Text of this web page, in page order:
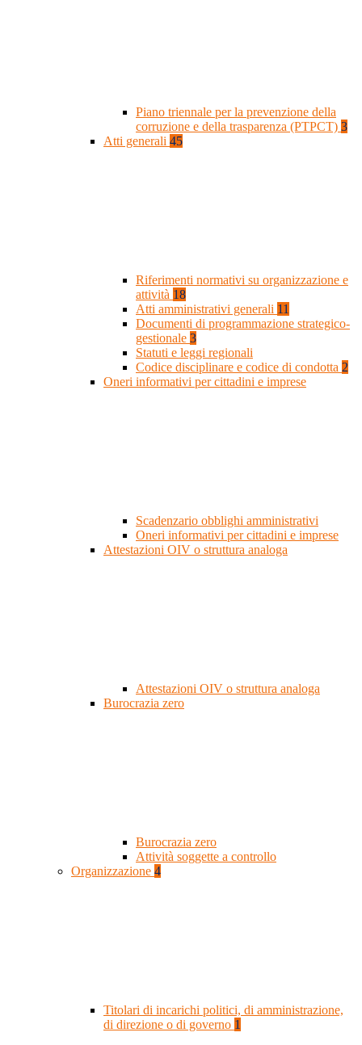
Piano triennale per la prevenzione della
corruzione e della trasparenza (PTPCT) 3
Atti generali 45
Riferimenti normativi su organizzazione e
attività 18
Atti amministrativi generali 11
Documenti di programmazione strategico-
gestionale 3
Statuti e leggi regionali
Codice disciplinare e codice di condotta 2
Oneri informativi per cittadini e imprese
Scadenzario obblighi amministrativi
Oneri informativi per cittadini e imprese
Attestazioni OIV o struttura analoga
Attestazioni OIV o struttura analoga
Burocrazia zero
Burocrazia zero
Attività soggette a controllo
Organizzazione 4
Titolari di incarichi politici, di amministrazione,
di direzione o di governo 1